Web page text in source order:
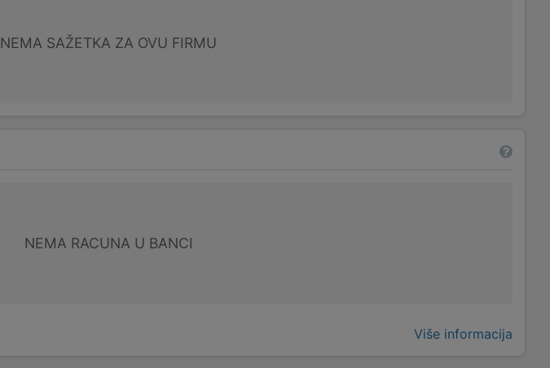
NEMA SAŽETKA ZA OVU FIRMU
NEMA RACUNA U BANCI
Više informacija